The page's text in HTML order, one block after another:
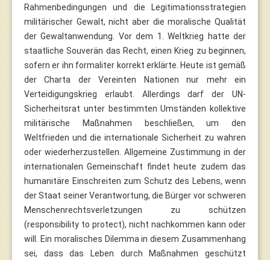
Rahmenbedingungen und die Legitimationsstrategien
militärischer Gewalt, nicht aber die moralische Qualität
der Gewaltanwendung. Vor dem 1. Weltkrieg hatte der
staatliche Souverän das Recht, einen Krieg zu beginnen,
sofern er ihn formaliter korrekt erklärte. Heute ist gemäß
der Charta der Vereinten Nationen nur mehr ein
Verteidigungskrieg erlaubt. Allerdings darf der UN-
Sicherheitsrat unter bestimmten Umständen kollektive
militärische Maßnahmen beschließen, um den
Weltfrieden und die internationale Sicherheit zu wahren
oder wiederherzustellen. Allgemeine Zustimmung in der
internationalen Gemeinschaft findet heute zudem das
humanitäre Einschreiten zum Schutz des Lebens, wenn
der Staat seiner Verantwortung, die Bürger vor schweren
Menschenrechtsverletzungen zu schützen
(responsibility to protect), nicht nachkommen kann oder
will. Ein moralisches Dilemma in diesem Zusammenhang
sei, dass das Leben durch Maßnahmen geschützt